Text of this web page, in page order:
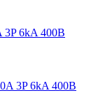
3P 6kA 400В